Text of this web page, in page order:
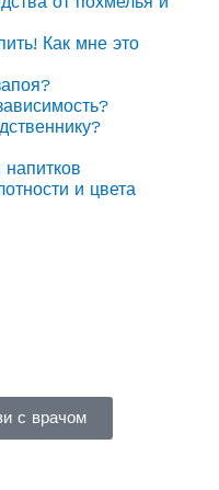
Как мне это
и цвета
с врачом